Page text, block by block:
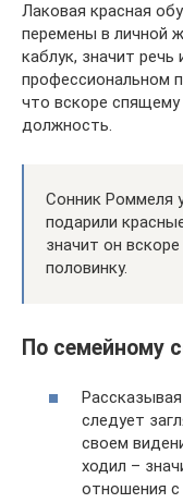
Лаковая красная
перемены в личной
каблук, значит
профессиональном
что вскоре
должность.
Сонник Роммеля
подарили
значит он
половинку.
По семейному
следует
своем
ходил –
отношения